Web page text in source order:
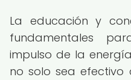
La educación y
fundamentales
impulso de la
no solo sea efectivo